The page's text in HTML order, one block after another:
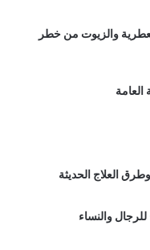
والزيوت من خطر
العلاج الحديثة
والنساء